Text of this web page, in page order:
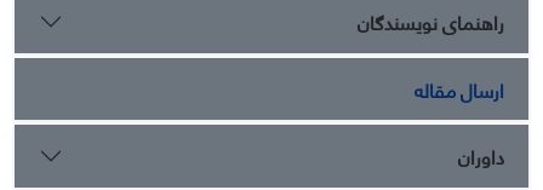
راهنمای نویسندگان
ارسال مقاله
داوران